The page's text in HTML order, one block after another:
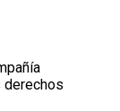
derechos